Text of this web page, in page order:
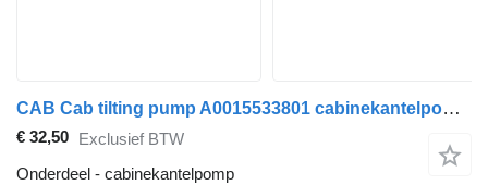
CAB Cab tilting pump A0015533801 cabinekantelpomp voor Mercedes-Benz ACTROS 1832L trekker
€ 32,50 Exclusief BTW
Onderdeel - cabinekantelpomp